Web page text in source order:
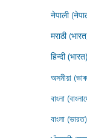
नेपाली
मराठी
हिन्दी (भारत)
অসমীয়া
বাংলা
বাংলা (ভারত)